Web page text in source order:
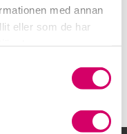
med annan
eller som de har